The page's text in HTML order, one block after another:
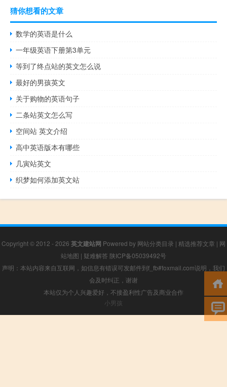
猜你想看的文章
数学的英语是什么
一年级英语下册第3单元
等到了终点站的英文怎么说
最好的男孩英文
关于购物的英语句子
二条站英文怎么写
空间站 英文介绍
高中英语版本有哪些
几寅站英文
织梦如何添加英文站
Copyright © 2012 - 2026 英文建站网 Powered by 网站分类目录 | 精选推荐文章 | 网
站地图 | 疑难解答 陕ICP备05039492号
声明：本站内容来自互联网，如信息有错误可发邮件到f_fb#foxmail.com说明，我们
会及时纠正，谢谢
本站仅为个人兴趣爱好，不接盈利性广告及商业合作
小男孩